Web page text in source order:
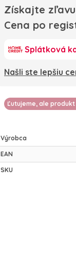
Získajte
Cena po
Splátková
Našli ste lepšiu
Ľutujeme, ale
Výrobca
EAN
SKU